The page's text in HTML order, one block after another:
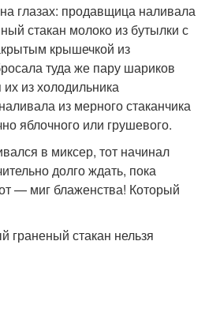
глазах: продавщица наливала
стакан молоко из бутылки с
крышечкой из
туда же пару шариков
из холодильника
из мерного стаканчика
яблочного или грушевого.
в миксер, тот начинал
долго ждать, пока
— миг блаженства! Который
граненый стакан нельзя